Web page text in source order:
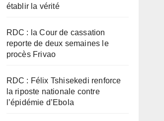
établir la vérité
RDC : la Cour de cassation
reporte de deux semaines le
procès Frivao
RDC : Félix Tshisekedi renforce
la riposte nationale contre
l’épidémie d’Ebola